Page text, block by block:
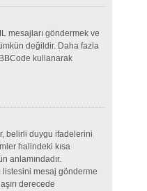
mesajları göndermek ve
değildir. Daha fazla
kullanarak
belirli duygu ifadelerini
halindeki kısa
anlamındadır.
mesaj gönderme
derecede